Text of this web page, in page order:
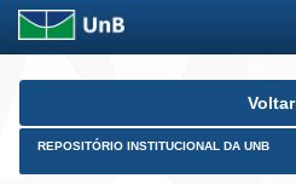
Skip
Voltar
REPOSITÓRIO INSTITUCIONAL DA UNB